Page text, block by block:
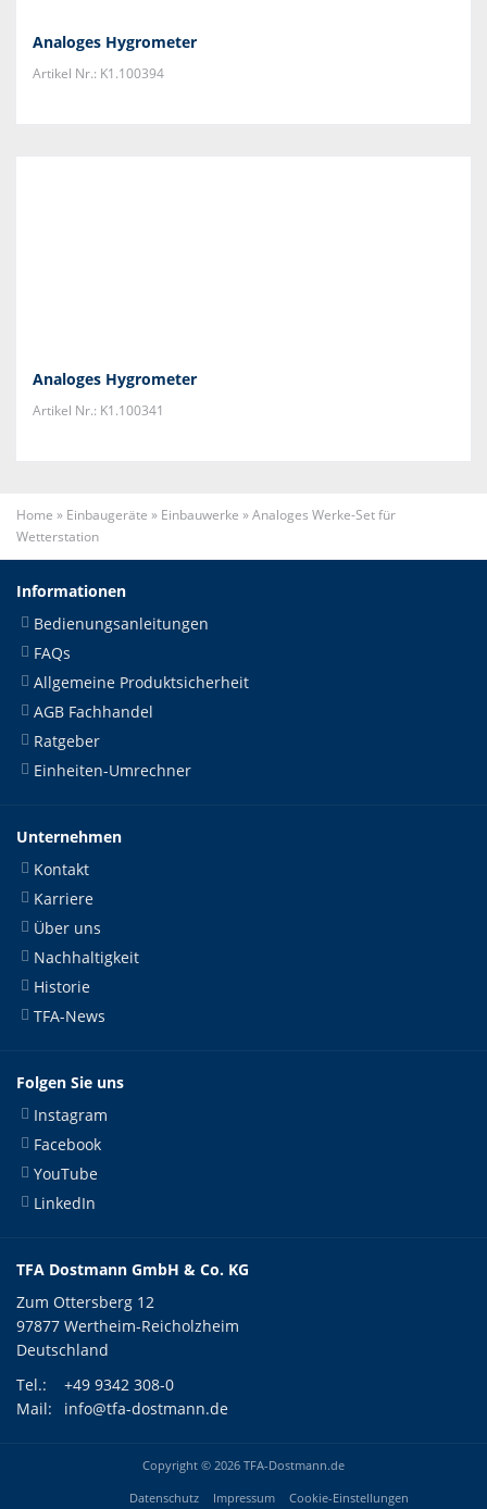
Analoges Hygrometer
Artikel Nr.: K1.100394
Analoges Hygrometer
Artikel Nr.: K1.100341
Home » Einbaugeräte » Einbauwerke »Analoges Werke-Set für
Wetterstation
Informationen
Bedienungsanleitungen
FAQs
Allgemeine Produktsicherheit
AGB Fachhandel
Ratgeber
Einheiten-Umrechner
Unternehmen
Kontakt
Karriere
Über uns
Nachhaltigkeit
Historie
TFA-News
Folgen Sie uns
Instagram
Facebook
YouTube
LinkedIn
TFA Dostmann GmbH & Co. KG
Zum Ottersberg 12
97877 Wertheim-Reicholzheim
Deutschland
Tel.:
+49 9342 308-0
Mail:
info@tfa-dostmann.de
Copyright © 2026 TFA-Dostmann.de
Datenschutz Impressum Cookie-Einstellungen